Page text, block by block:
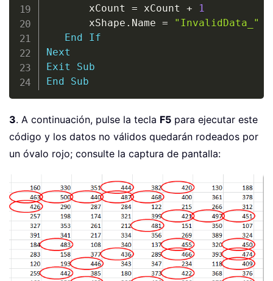
       xCount
= xCount +
1
       xShape
. Name = "InvalidData_"
End
If
Next
Exit
Sub
End
Sub
3. A continuación, pulse la tecla F5 para ejecutar este
código y los datos no válidos quedarán rodeados por
un óvalo rojo; consulte la captura de pantalla: